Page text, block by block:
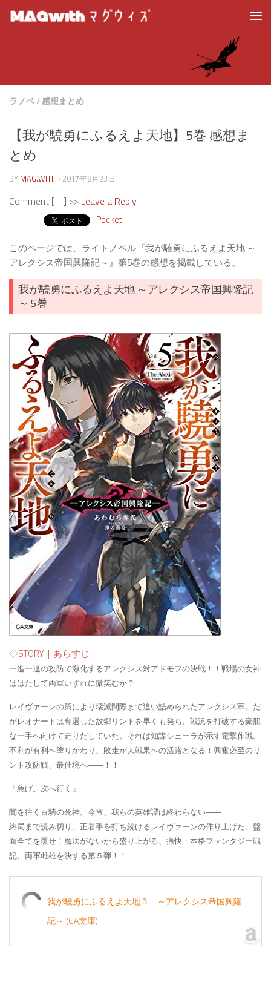
ラノベ/感想まとめ
【我が驍勇にふるえよ天地】5巻 感想ま
とめ
BY MAG.WITH · 2017年8月23日
Comment [ - ] >> Leave a Reply
Pocket
このページでは、ライトノベル『我が驍勇にふるえよ天地 ～
アレクシス帝国興隆記～』第5巻の感想を掲載している。
我が驍勇にふるえよ天地 ～アレクシス帝国興隆記
～ 5巻
◇STORY｜あらすじ
一進一退の攻防で激化するアレクシス対アドモフの決戦！！ 戦場の女神
ははたして両軍いずれに微笑むか？
レイヴァーンの策により壊滅間際まで追い詰められたアレクシス軍。 だ
がレオナートは奪還した故郷リントを早くも発ち、戦況を打破する豪胆
な一手へ向けて走りだしていた。 それは知謀シェーラが示す電撃作戦。
不利が有利へ塗りかわり、敗走が大戦果への活路となる！ 興奮必至のリ
ント攻防戦、最佳境へ――！！
「急げ。次へ行く」
闇を往く百騎の死神。今宵、我らの英雄譚は終わらない――
終局まで読み切り、正着手を打ち続けるレイヴァーンの作り上げた、盤
面全てを覆せ！ 魔法がないから盛り上がる、痛快・本格ファンタジー戦
記。両軍雌雄を決する第５弾！！
我が驍勇にふるえよ天地５ ～アレクシス帝国興隆
記～ (GA文庫)